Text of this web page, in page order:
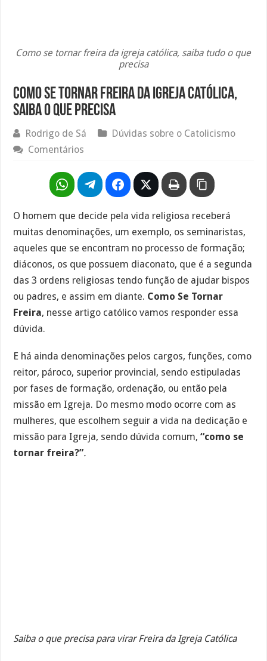
Como se tornar freira da igreja católica, saiba tudo o que
precisa
Como se tornar freira da igreja católica,
saiba o que precisa
Rodrigo de Sá
Dúvidas sobre o Catolicismo
Comentários
O homem que decide pela vida religiosa receberá
muitas denominações, um exemplo, os seminaristas,
aqueles que se encontram no processo de formação;
diáconos, os que possuem diaconato, que é a segunda
das 3 ordens religiosas tendo função de ajudar bispos
ou padres, e assim em diante. Como Se Tornar
Freira, nesse artigo católico vamos responder essa
dúvida.
E há ainda denominações pelos cargos, funções, como
reitor, pároco, superior provincial, sendo estipuladas
por fases de formação, ordenação, ou então pela
missão em Igreja. Do mesmo modo ocorre com as
mulheres, que escolhem seguir a vida na dedicação e
missão para Igreja, sendo dúvida comum,“como se
tornar freira?”.
Saiba o que precisa para virar Freira da Igreja Católica